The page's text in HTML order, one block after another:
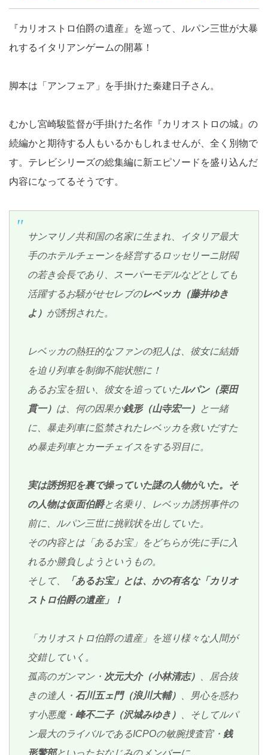
『カリオストロ伯爵の遺産』を巡って、ルパン三世が大暴
れするイタリアンゲームの開幕！
脚本は「アンフェア」を手掛けた秦建日子さん。
むかし宮崎駿監督が手掛けた名作『カリオストロの城』の
続編かと期待する人もいるかもしれませんが、全く別物で
す。テレビシリーズの総集編に新エピソードを盛り込んだ
内容になってるそうです。
サンマリノ共和国の名家に生まれ、イタリア最大
手のホテルチェーンを経営するロッセリーニ財閥
の若き会長であり、スーパーモデルなどとしても
活躍するお騒がせセレブのレベッカ（藤井ゆき
よ） が誘拐された。
レベッカの熱狂的なファンの犯人は、彼女に結婚
を迫り列車を制御不能状態に！
あるお宝を狙い、彼女を追っていたルパン（栗田
貫一） は、何の因果か銭形（山寺宏一）
と一緒
に、暴走列車に監禁されたレベッカを救いだすた
め暴走列車とカーチェイスをする羽目に。
実は誘拐犯を裏で操っていた謎の人物がいた。そ
の人物は仮面伯爵と名乗り、レベッカ誘拐事件の
前に、ルパン三世に挑戦状を出していた。
その内容とは「あるお宝」をどちらが先に手に入
れるか勝負しようというもの。
そして、
「あるお宝」とは、かの有名な「カリオ
ストロ伯爵の遺産」！
「カリオストロ伯爵の遺産」を巡り様々な人間が
交錯していく。
孤高のガンマン・ 次元大介（小林清志）
、居合抜
きの達人・ 石川五ェ門（浪川大輔）
、男心を惑わ
す小悪魔・ 峰不二子（沢城みゆき）
、そしてルパ
ン最大のライバルであるICPOの敏腕捜査官・ 銭